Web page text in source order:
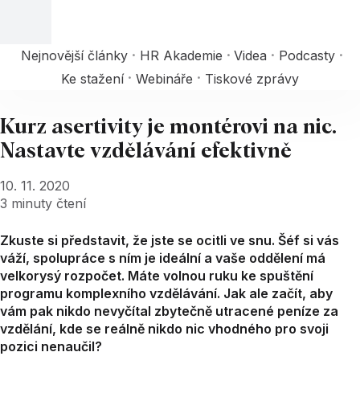
Nejnovější články HR Akademie Videa
Podcasty
Ke stažení
Webináře Tiskové zprávy
Kurz asertivity je montérovi na nic.
Nastavte vzdělávání efektivně
10. 11. 2020
3 minuty čtení
Zkuste si představit, že jste se ocitli ve snu. Šéf si vás
váží, spolupráce s ním je ideální a vaše oddělení má
velkorysý rozpočet. Máte volnou ruku ke spuštění
programu komplexního vzdělávání. Jak ale začít, aby
vám pak nikdo nevyčítal zbytečně utracené peníze za
vzdělání, kde se reálně nikdo nic vhodného pro svoji
pozici nenaučil?